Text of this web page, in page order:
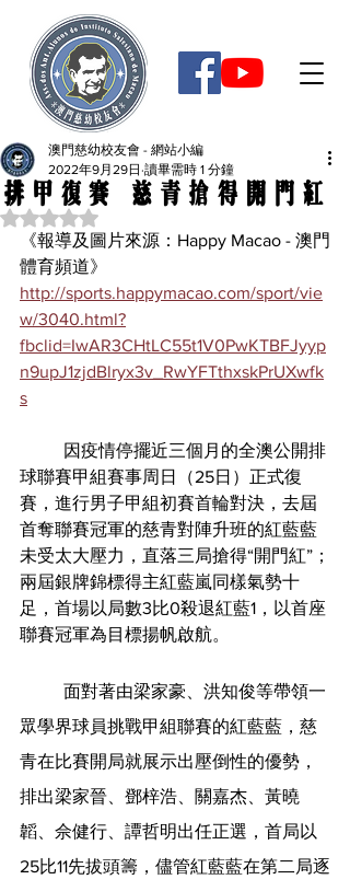
排甲復賽 慈青搶得開門紅
澳門慈幼校友會 - 網站小編
2022年9月29日 讀畢需時 1 分鐘
評等為 NaN（最高為 5 顆星）。
《報導及圖片來源：Happy Macao - 澳門
體育頻道》
http://sports.happymacao.com/sport/vie
w/3040.html?
fbclid=IwAR3CHtLC55t1V0PwKTBFJyyp
n9upJ1zjdBlryx3v_RwYFTthxskPrUXwfk
s
球聯賽甲組賽事周日（25日）正式復
賽，進行男子甲組初賽首輪對決，去屆
首奪聯賽冠軍的慈青對陣升班的紅藍藍
未受太大壓力，直落三局搶得“開門紅”；
兩屆銀牌錦標得主紅藍嵐同樣氣勢十
足，首場以局數3比0殺退紅藍1，以首座
聯賽冠軍為目標揚帆啟航。
眾學界球員挑戰甲組聯賽的紅藍藍，慈
青在比賽開局就展示出壓倒性的優勢，
排出梁家晉、鄧梓浩、關嘉杰、黃曉
韜、佘健行、譚哲明出任正選，首局以
25比11先拔頭籌，儘管紅藍藍在第二局逐